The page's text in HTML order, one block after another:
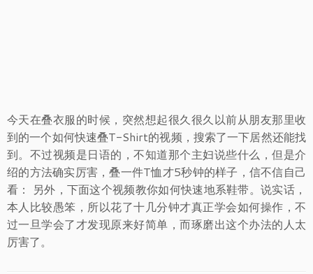
今天在叠衣服的时候，突然想起很久很久以前从朋友那里收
到的一个如何快速叠T-Shirt的视频，搜索了一下居然还能找
到。不过视频是日语的，不知道那个主妇说些什么，但是介
绍的方法确实厉害，叠一件T恤才5秒钟的样子，信不信自己
看： 另外，下面这个视频教你如何快速地系鞋带。说实话，
本人比较愚笨，所以花了十几分钟才真正学会如何操作，不
过一旦学会了才发现原来好简单，而琢磨出这个办法的人太
厉害了。